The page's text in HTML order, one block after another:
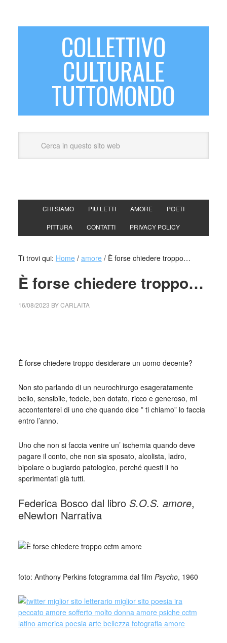
COLLETTIVO
CULTURALE
TUTTOMONDO
CHI SIAMO PIÙ LETTI AMORE POETI
PITTURA CONTATTI PRIVACY POLICY
Ti trovi qui: Home / amore /È forse chiedere troppo…
È forse chiedere troppo…
16/08/2023 BYCARLAITA
È forse chiedere troppo desiderare un uomo decente?
Non sto parlando di un neurochirurgo esageratamente
bello, sensibile, fedele, ben dotato, ricco e generoso, mi
accontenterei di uno che quando dice ” ti chiamo” lo faccia
entro l’anno.
Uno che non si faccia venire un’ ischemia quando deve
pagare il conto, che non sia sposato, alcolista, ladro,
bipolare o bugiardo patologico, perché questi li ho
sperimentati già tutti.
Federica Bosco dal libro S.O.S. amore,
eNewton Narrativa
foto: Anthony Perkins fotogramma dal film Psycho, 1960